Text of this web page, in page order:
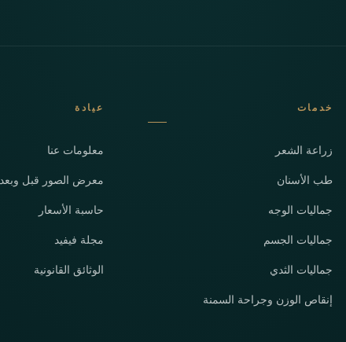
خدمات
زراعة الشعر
طب الأسنان
جماليات الوجه
جماليات الجسم
جماليات الثدي
إنقاص الوزن وجراحة السمنة
عيادة
معلومات عنا
معرض الصور قبل وبعد
حاسبة الأسعار
مجلة فيفيد
الوثائق القانونية